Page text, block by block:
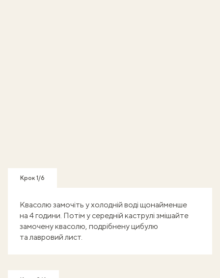
Крок 1/6
Квасолю замочіть у холодній воді щонайменше
на 4 години. Потім у середній каструлі змішайте
замочену квасолю, подрібнену цибулю
та лавровий лист.